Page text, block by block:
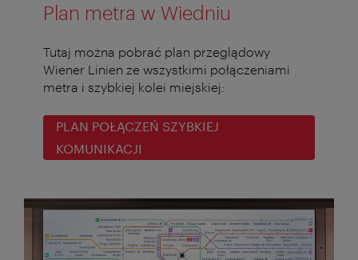
Plan metra w Wiedniu
Tutaj można pobrać plan przeglądowy
Wiener Linien ze wszystkimi połączeniami
metra i szybkiej kolei miejskiej:
PLAN POŁĄCZEŃ SZYBKIEJ
KOMUNIKACJI